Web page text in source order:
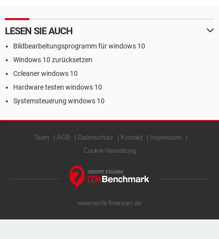
LESEN SIE AUCH
Bildbearbeitungsprogramm für windows 10
Windows 10 zurücksetzen
Ccleaner windows 10
Hardware testen windows 10
Systemsteuerung windows 10
Team AGB Datenschutz Kontakt
Impressum
Cookie-Verwaltung
www.recht-finanzen.de